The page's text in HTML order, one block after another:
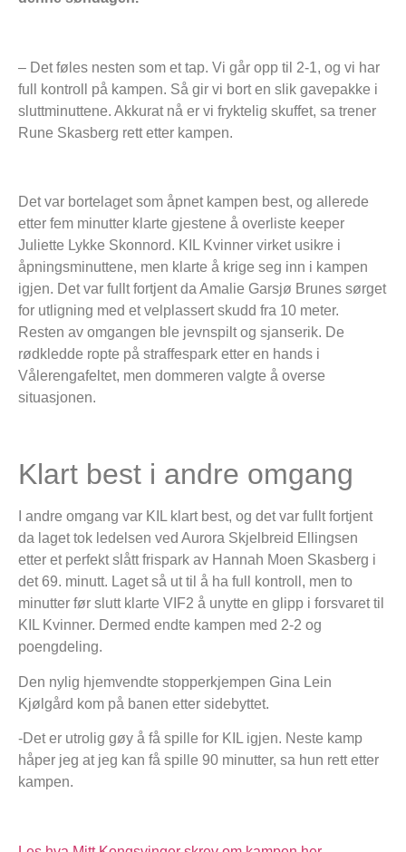
– Det føles nesten som et tap. Vi går opp til 2-1, og vi har
full kontroll på kampen. Så gir vi bort en slik gavepakke i
sluttminuttene. Akkurat nå er vi fryktelig skuffet, sa trener
Rune Skasberg rett etter kampen.
Det var bortelaget som åpnet kampen best, og allerede
etter fem minutter klarte gjestene å overliste keeper
Juliette Lykke Skonnord. KIL Kvinner virket usikre i
åpningsminuttene, men klarte å krige seg inn i kampen
igjen. Det var fullt fortjent da Amalie Garsjø Brunes sørget
for utligning med et velplassert skudd fra 10 meter.
Resten av omgangen ble jevnspilt og sjanserik. De
rødkledde ropte på straffespark etter en hands i
Vålerengafeltet, men dommeren valgte å overse
situasjonen.
Klart best i andre omgang
I andre omgang var KIL klart best, og det var fullt fortjent
da laget tok ledelsen ved Aurora Skjelbreid Ellingsen
etter et perfekt slått frispark av Hannah Moen Skasberg i
det 69. minutt. Laget så ut til å ha full kontroll, men to
minutter før slutt klarte VIF2 å unytte en glipp i forsvaret til
KIL Kvinner. Dermed endte kampen med 2-2 og
poengdeling.
Den nylig hjemvendte stopperkjempen Gina Lein
Kjølgård kom på banen etter sidebyttet.
-Det er utrolig gøy å få spille for KIL igjen. Neste kamp
håper jeg at jeg kan få spille 90 minutter, sa hun rett etter
kampen.